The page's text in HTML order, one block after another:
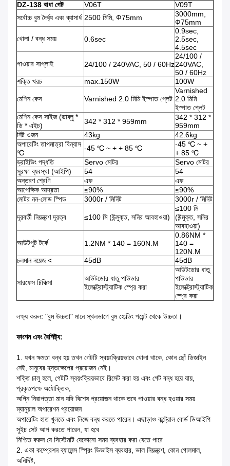
DZ-138 বাধা গেট
V06T
V09T
সর্বোচ্চ বুম দৈর্ঘ্য এবং ব্যাসার্ধ 2500 মিমি, Ф75mm
3000mm,
Ф75mm
খোলা / বন্ধ সময়
0.6sec
0.9sec,
2.5sec,
4.5sec
পাওয়ার সাপ্লাই
24/100 / 240VAC, 50 / 60Hz
24/100 /
240VAC,
50 / 60Hz
শক্তি খরচ
max.150W 100W
মেশিন কেস Varnished 2.0 মিমি ইস্পাত প্লেট
Varnished
2.0 মিমি
ইস্পাত প্লেট
মেশিন কেস সাইজ (ডাব্লু *
ডি * এইচ)
342 * 312 * 959mm
342 * 312 *
959mm
নিট ওজন
43kg
42.6kg
অপারেটিং তাপমাত্রা বিন্যাস
℃
-45 ℃ ~ + + 85 ℃
-45 ℃ ~ +
+ 85 ℃
ড্রাইভিং পদ্ধতি
Servo মোটর
Servo মোটর
সুরক্ষা ব্যবস্থা (আইপি)
54
54
অন্তরণ শ্রেণি
এফ
এফ
আপেক্ষিক আদ্রতা
≤90%
≤90%
মোটর নন-লোড স্পিড
3000r / মিনিট 3000r / মিনিট
দূরবর্তী নিয়ন্ত্রণ দূরত্ব ≤100 মি (উন্মুক্ত, সনির আবহাওয়া)
≤100 মি
(উন্মুক্ত, সনির
আবহাওয়া)
আউটপুট টর্কে 1.2NM * 140 = 160N.M
0.86NM *
140 =
120N.M
চলমান নয়েজ <
45dB 45dB
সারফেস চিকিত্সা
আউটডোর ধাতু পাউডার
ইলেক্ট্রোস্ট্যাটিক স্প্রে করা
আউটডোর ধাতু
পাউডার
ইলেক্ট্রোস্ট্যাটিক
স্প্রে করা
লক্ষ্য করুন: "বুম উচ্চতা" মানে স্থলভাগে বুম হোল্ডিং পয়েন্ট থেকে উচ্চতা।
ফাংশন এবং বৈশিষ্ট্য:
1. যখন ক্ষমতা বন্ধ হয় তখন গেটটি স্বয়ংক্রিয়ভাবে খোলা থাকে, কোন ছোঁ ডিজাইন
নেই, মানুষের হস্তক্ষেপের প্রয়োজন নেই।
শক্তি চালু হলে, গেটটি স্বয়ংক্রিয়ভাবে রিসেট করা হয় এবং গেট বন্ধ হয়ে যায়,
প্রকৃতপক্ষে অযৌক্তিক,
অগ্নি নিরাপত্তা মান যদি বিশেষ প্রয়োজন থাকে তবে পাওয়ার বন্ধ হওয়ার সময়
ম্যানুয়াল অপারেশন প্রয়োজন
অপারেটিং হাত খুলতে এবং নিজে বন্ধ করতে পারেন। এছাড়াও কন্ট্রোল বোর্ড ডিআইপি
সুইচ সেট আপ করতে পারেন, যা হবে
নিশ্চিত করুন যে সিস্টেমটি যেকোনো সময় ব্যবহার করা যেতে পারে
2. একা কম্প্রেশন ব্যালেন্স স্প্রিং ডিভাইস ব্যবহার, ভাল নিয়ন্ত্রণ, কোন গোলমাল,
অনির্দিষ্ট,